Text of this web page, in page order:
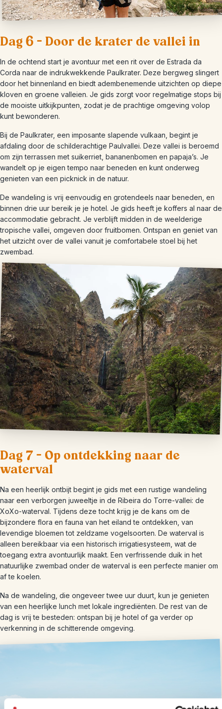
Dag 6 – Door de krater de vallei in
In de ochtend start je avontuur met een rit over de Estrada da
Corda naar de indrukwekkende Paulkrater. Deze bergweg slingert
door het binnenland en biedt adembenemende uitzichten op diepe
kloven en groene valleien. Je gids zorgt voor regelmatige stops bij
de mooiste uitkijkpunten, zodat je de prachtige omgeving volop
kunt bewonderen.
Bij de Paulkrater, een imposante slapende vulkaan, begint je
afdaling door de schilderachtige Paulvallei. Deze vallei is beroemd
om zijn terrassen met suikerriet, bananenbomen en papaja’s. Je
wandelt op je eigen tempo naar beneden en kunt onderweg
genieten van een picknick in de natuur.
De wandeling is vrij eenvoudig en grotendeels naar beneden, en
binnen drie uur bereik je je hotel. Je gids heeft je koffers al naar de
accommodatie gebracht. Je verblijft midden in de weelderige
tropische vallei, omgeven door fruitbomen. Ontspan en geniet van
het uitzicht over de vallei vanuit je comfortabele stoel bij het
zwembad.
Dag 7 – Op ontdekking naar de
waterval
Na een heerlijk ontbijt begint je gids met een rustige wandeling
naar een verborgen juweeltje in de Ribeira do Torre-vallei: de
XoXo-waterval. Tijdens deze tocht krijg je de kans om de
bijzondere flora en fauna van het eiland te ontdekken, van
levendige bloemen tot zeldzame vogelsoorten. De waterval is
alleen bereikbaar via een historisch irrigatiesysteem, wat de
toegang extra avontuurlijk maakt. Een verfrissende duik in het
natuurlijke zwembad onder de waterval is een perfecte manier om
af te koelen.
Na de wandeling, die ongeveer twee uur duurt, kun je genieten
van een heerlijke lunch met lokale ingrediënten. De rest van de
dag is vrij te besteden: ontspan bij je hotel of ga verder op
verkenning in de schitterende omgeving.